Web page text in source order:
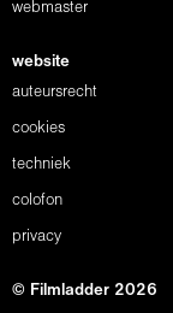
webmaster
website
auteursrecht
cookies
techniek
colofon
privacy
© Filmladder 2026